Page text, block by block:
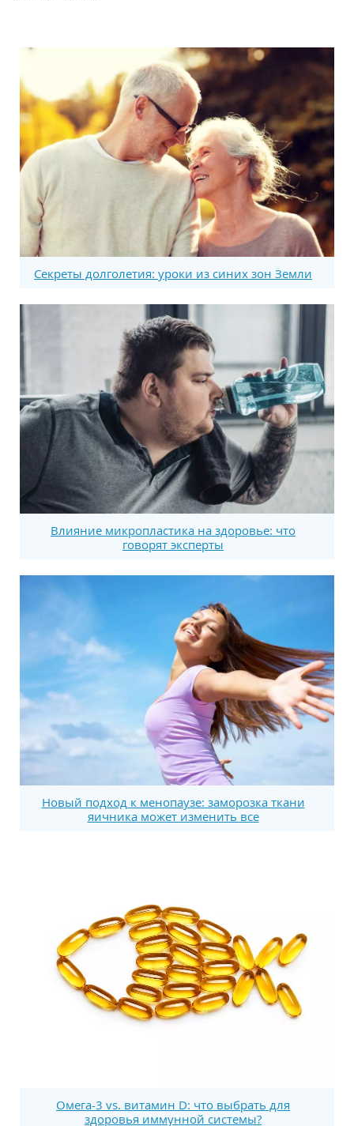
Секреты долголетия: уроки из синих зон Земли
Влияние микропластика на здоровье: что
говорят эксперты
Новый подход к менопаузе: заморозка ткани
яичника может изменить все
Омега-3 vs. витамин D: что выбрать для
здоровья иммунной системы?